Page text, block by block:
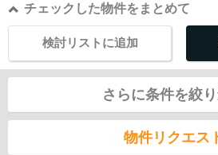
チェックした物件をまとめて
検討リストに追加
さらに条件を絞
物件リクエス